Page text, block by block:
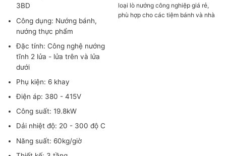
3BD
Công dụng: Nướng bánh,
nướng thực phẩm
Đặc tính: Công nghệ nướng
tĩnh 2 lửa - lửa trên và lửa
dưới
Phụ kiện: 6 khay
Điện áp: 380 - 415V
Công suất: 19.8kW
Dải nhiệt độ: 20 - 300 độ C
Năng suất: 60kg/giờ
loại lò nướng công nghiệp giá rẻ,
phù hợp cho các tiệm bánh và nhà